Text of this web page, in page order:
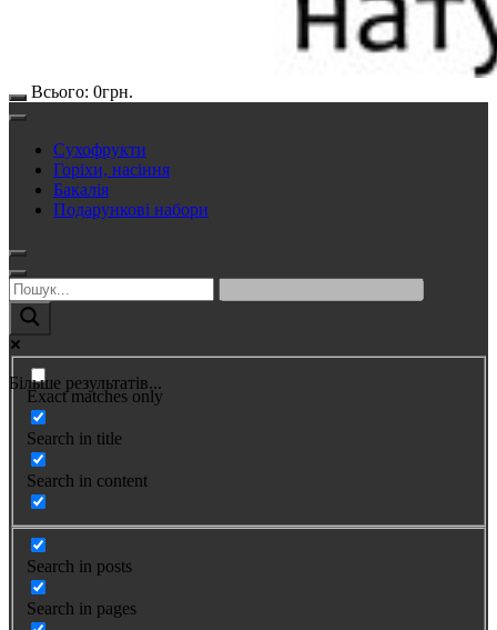
Всього: 0грн.
Сухофрукти
Горіхи, насіння
Бакалія
Подарункові набори
Більше результатів...
Exact matches only
Search in title
Search in content
Search in posts
Search in pages